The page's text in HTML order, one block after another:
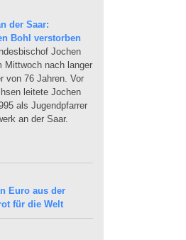
der Saar:
Bohl verstorben
Jochen
Mittwoch nach langer
von 76 Jahren. Vor
leitete Jochen
als Jugendpfarrer
an der Saar.
Euro aus der
für die Welt